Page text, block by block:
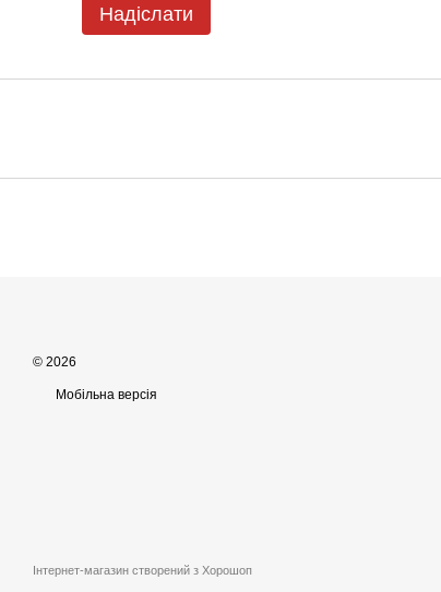
Надіслати
© 2026
Мобільна версія
Інтернет-магазин створений з Хорошоп